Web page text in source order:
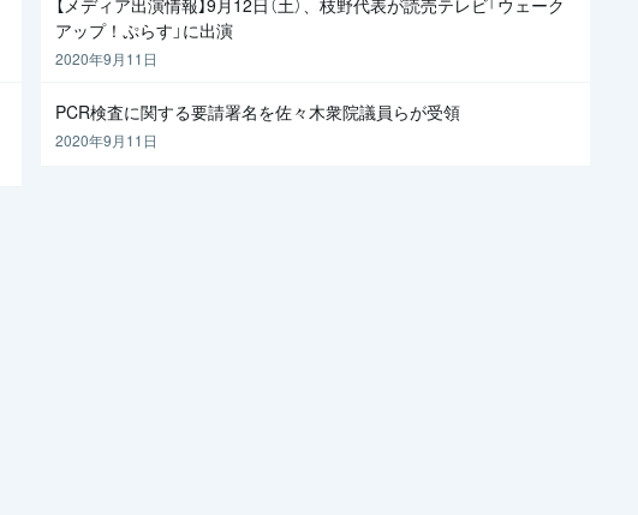
アップ！ぷらす」に出演
2020年9月11日
PCR検査に関する要請署名を佐々木衆院議員らが受領
2020年9月11日